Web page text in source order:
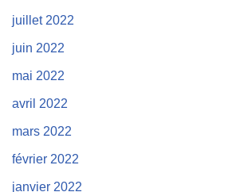
juillet 2022
juin 2022
mai 2022
avril 2022
mars 2022
février 2022
janvier 2022